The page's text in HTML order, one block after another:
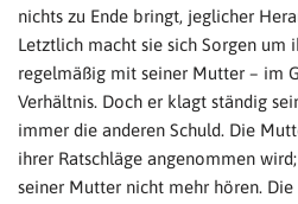
nichts zu Ende bringt, jeglicher
Letztlich macht sie sich Sorgen um
regelmäßig mit seiner Mutter – im
Verhältnis. Doch er klagt ständig
immer die anderen Schuld. Die
ihrer Ratschläge angenommen
seiner Mutter nicht mehr hören.